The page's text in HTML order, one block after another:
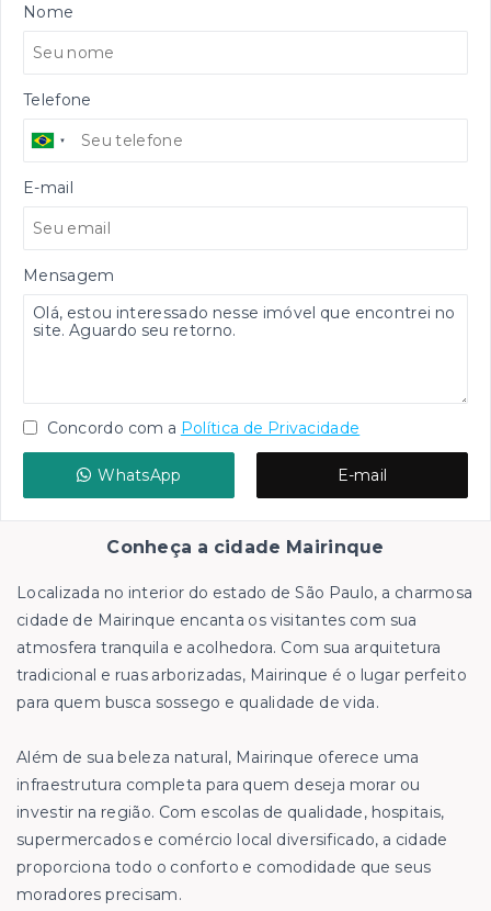
Nome
Telefone
E-mail
Mensagem
Concordo com a Política de Privacidade
WhatsApp E-mail
Conheça a cidade Mairinque
Localizada no interior do estado de São Paulo, a charmosa
cidade de Mairinque encanta os visitantes com sua
atmosfera tranquila e acolhedora. Com sua arquitetura
tradicional e ruas arborizadas, Mairinque é o lugar perfeito
para quem busca sossego e qualidade de vida.
Além de sua beleza natural, Mairinque oferece uma
infraestrutura completa para quem deseja morar ou
investir na região. Com escolas de qualidade, hospitais,
supermercados e comércio local diversificado, a cidade
proporciona todo o conforto e comodidade que seus
moradores precisam.